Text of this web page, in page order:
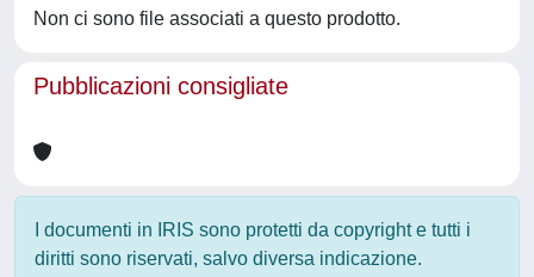
Non ci sono file associati a questo prodotto.
Pubblicazioni consigliate
I documenti in IRIS sono protetti da copyright e tutti i
diritti sono riservati, salvo diversa indicazione.